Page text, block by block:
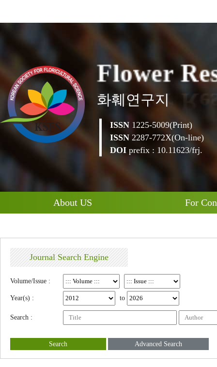
Flowe r Re
화훼연구지
ISSN 1225-5009(Print)
ISSN 2287-772X(On-line)
DOI prefix : 10.11623/frj.
About US For
Journal Search Engine
Volume/Issue :
Year(s) : to
Search :
Search Advanced Search